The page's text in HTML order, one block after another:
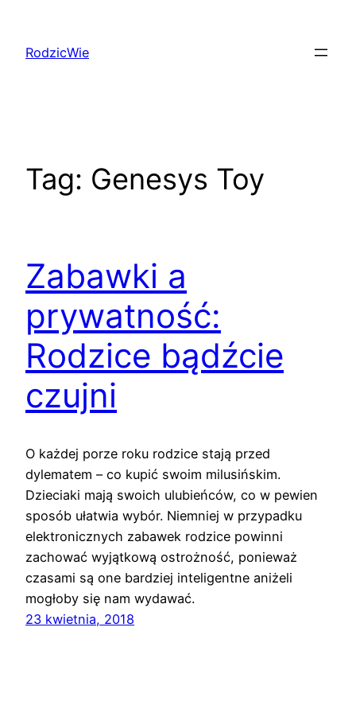
treściRodzicWie
Tag: Genesys Toy
Zabawki a
prywatność:
Rodzice bądźcie
czujni
O każdej porze roku rodzice stają przed
dylematem – co kupić swoim milusińskim.
Dzieciaki mają swoich ulubieńców, co w pewien
sposób ułatwia wybór. Niemniej w przypadku
elektronicznych zabawek rodzice powinni
zachować wyjątkową ostrożność, ponieważ
czasami są one bardziej inteligentne aniżeli
mogłoby się nam wydawać.
23 kwietnia, 2018